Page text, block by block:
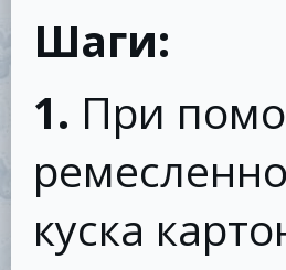
Шаги:
1. При
куска